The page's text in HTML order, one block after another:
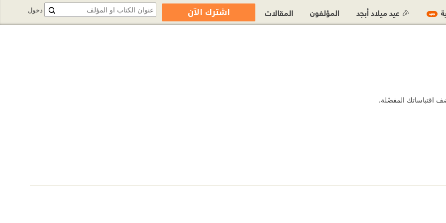
اقتباساتك المفضّلة.
دخول جديد 🎉 عيد ميلاد أبجد المؤلفون المقالات اشترك الآن